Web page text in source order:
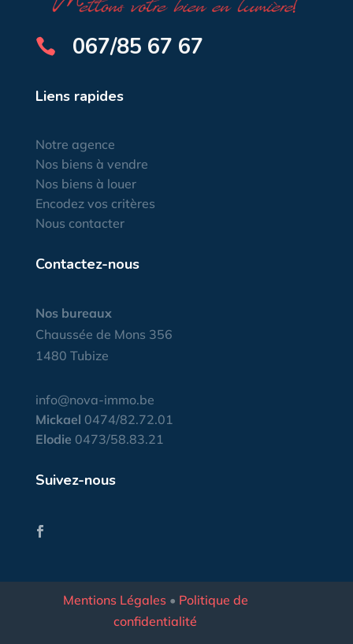
 067/85 67 67
Liens rapides
Notre agence
Nos biens à vendre
Nos biens à louer
Encodez vos critères
Nous contacter
Contactez-nous
Nos bureaux
Chaussée de Mons 356
1480 Tubize
info@nova-immo.be
Mickael 0474/82.72.01
Elodie 0473/58.83.21
Suivez-nous
Mentions Légales• Politique de
confidentialité